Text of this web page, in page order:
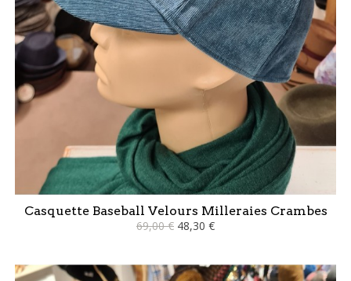
Casquette Baseball Velours Milleraies Crambes
69,00 € 48,30 €